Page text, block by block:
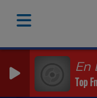
En
Top